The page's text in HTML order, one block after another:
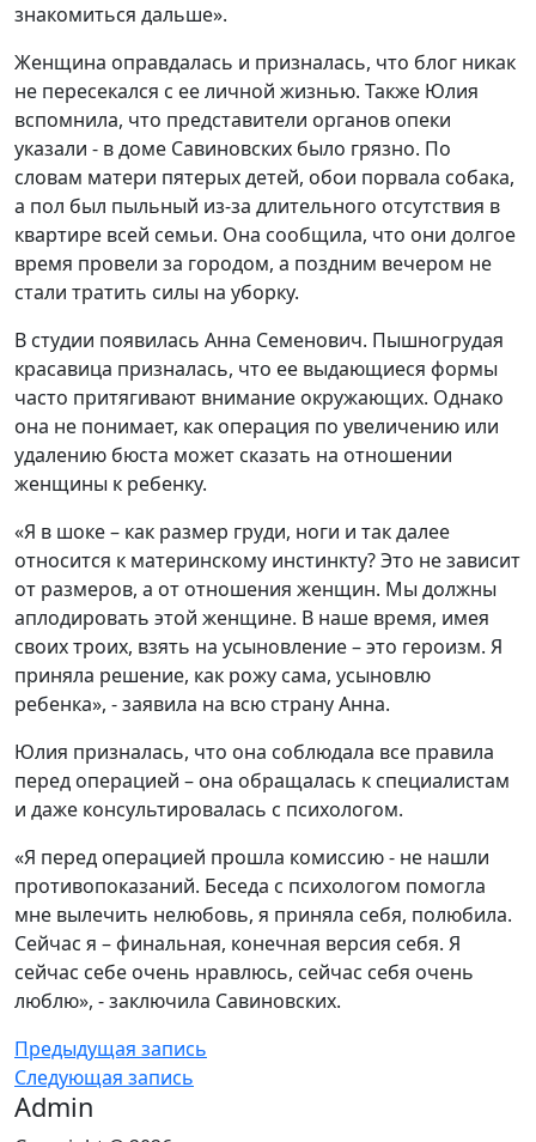
знакомиться дальше».
Женщина оправдалась и призналась, что блог никак
не пересекался с ее личной жизнью. Также Юлия
вспомнила, что представители органов опеки
указали - в доме Савиновских было грязно. По
словам матери пятерых детей, обои порвала собака,
а пол был пыльный из-за длительного отсутствия в
квартире всей семьи. Она сообщила, что они долгое
время провели за городом, а поздним вечером не
стали тратить силы на уборку.
В студии появилась Анна Семенович. Пышногрудая
красавица призналась, что ее выдающиеся формы
часто притягивают внимание окружающих. Однако
она не понимает, как операция по увеличению или
удалению бюста может сказать на отношении
женщины к ребенку.
«Я в шоке – как размер груди, ноги и так далее
относится к материнскому инстинкту? Это не зависит
от размеров, а от отношения женщин. Мы должны
аплодировать этой женщине. В наше время, имея
своих троих, взять на усыновление – это героизм. Я
приняла решение, как рожу сама, усыновлю
ребенка», - заявила на всю страну Анна.
Юлия призналась, что она соблюдала все правила
перед операцией – она обращалась к специалистам
и даже консультировалась с психологом.
«Я перед операцией прошла комиссию - не нашли
противопоказаний. Беседа с психологом помогла
мне вылечить нелюбовь, я приняла себя, полюбила.
Сейчас я – финальная, конечная версия себя. Я
сейчас себе очень нравлюсь, сейчас себя очень
люблю», - заключила Савиновских.
Предыдущая запись
Следующая запись
Admin